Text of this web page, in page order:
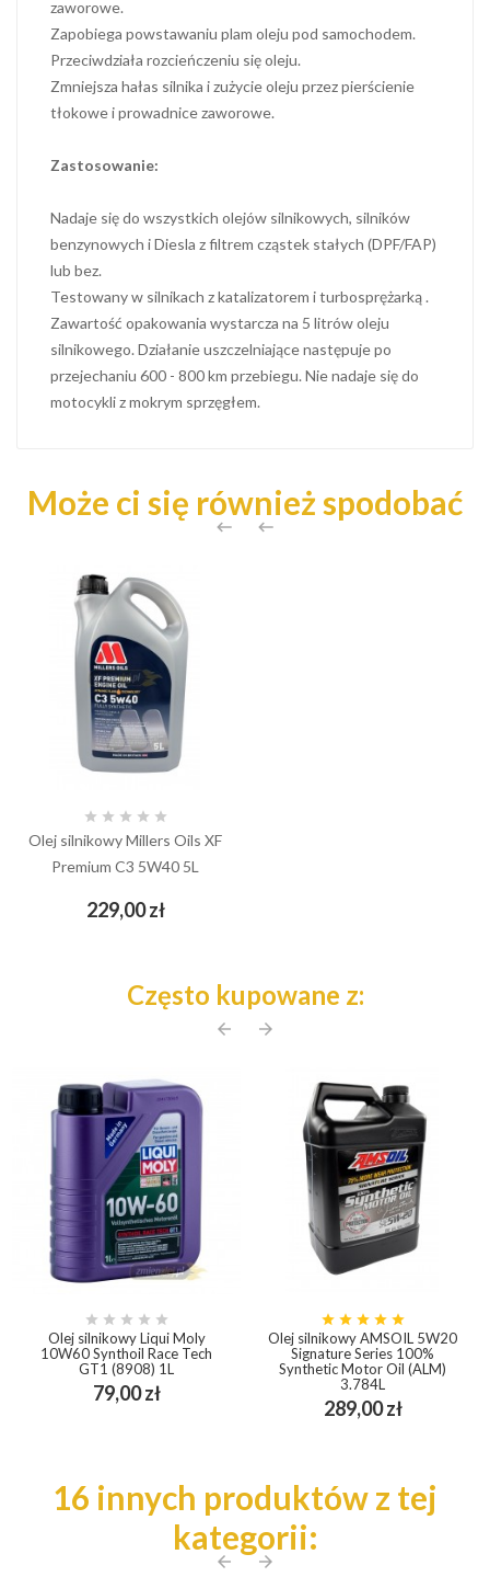
zaworowe.
Zapobiega powstawaniu plam oleju pod samochodem.
Przeciwdziała rozcieńczeniu się oleju.
Zmniejsza hałas silnika i zużycie oleju przez pierścienie
tłokowe i prowadnice zaworowe.
Zastosowanie:
Nadaje się do wszystkich olejów silnikowych, silników
benzynowych i Diesla z filtrem cząstek stałych (DPF/FAP)
lub bez.
Testowany w silnikach z katalizatorem i turbosprężarką .
Zawartość opakowania wystarcza na 5 litrów oleju
silnikowego. Działanie uszczelniające następuje po
przejechaniu 600 - 800 km przebiegu. Nie nadaje się do
motocykli z mokrym sprzęgłem.
Może ci się również spodobać
 
    
Olej silnikowy Millers Oils XF
Premium C3 5W40 5L
229,00 złCena
Często kupowane z:
arrow_back arrow_forward
    
Olej silnikowy Liqui Moly
10W60 Synthoil Race Tech
GT1 (8908) 1L
79,00 złCena
    
Olej silnikowy AMSOIL 5W20
Signature Series 100%
Synthetic Motor Oil (ALM)
3.784L
289,00 złCena
16 innych produktów z tej
kategorii:
arrow_back arrow_forward